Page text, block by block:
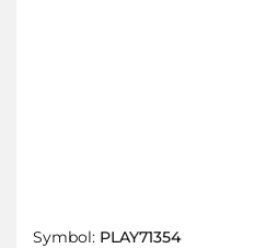
Symbol: PLAY71354